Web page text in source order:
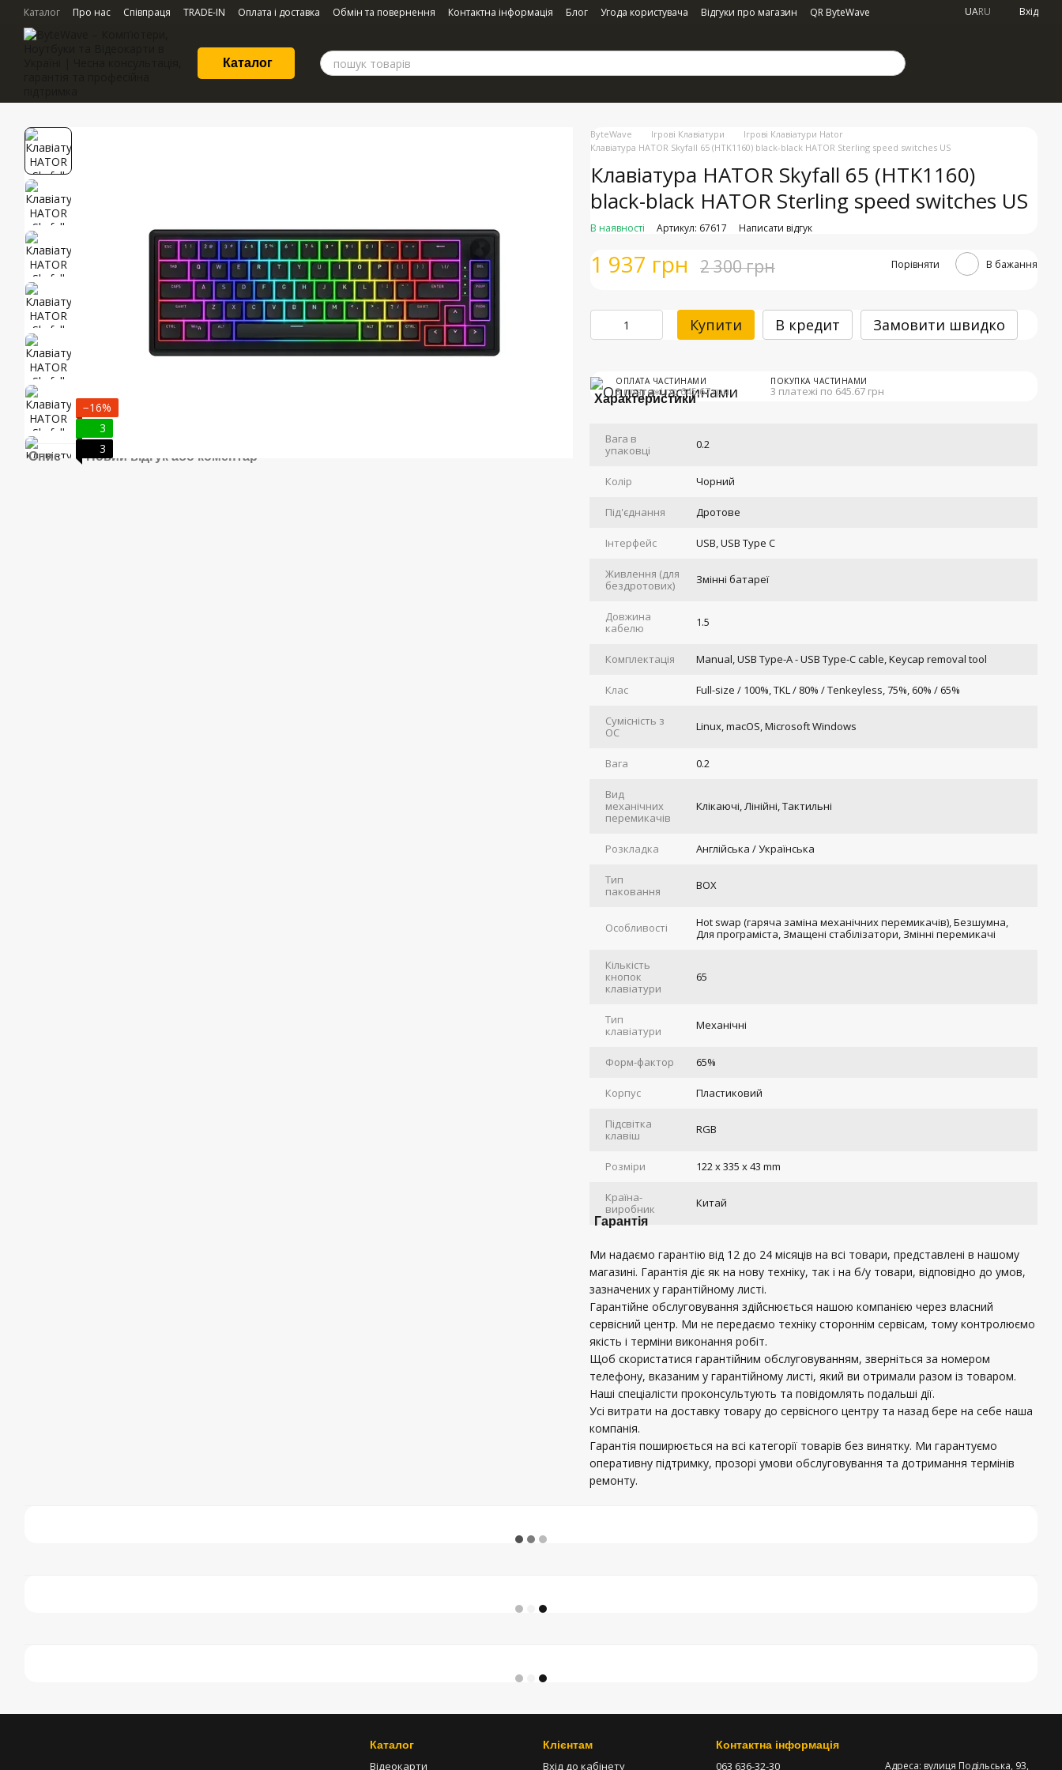
Перейти до основного контенту
Каталог Про нас Співпраця TRADE-IN Оплата і доставка Обмін та повернення Контактна інформація Блог Угода користувача Відгуки про магазин QR ByteWave UARU Вхід
Каталог
−16%
3
3
Опис Новий відгук або коментар
ByteWave Ігрові Клавіатури
Ігрові Клавіатури Hator
Клавіатура HATOR Skyfall 65 (HTK1160) black-black HATOR Sterling speed switches US
Клавіатура HATOR Skyfall 65 (HTK1160)
black-black HATOR Sterling speed switches US
В наявності Артикул: 67617 Написати відгук
1 937 грн 2 300 грн Порівняти В бажання
Купити В кредит Замовити швидко
ОПЛАТА ЧАСТИНАМИ
3 платежі по 645.67 грн
ПОКУПКА ЧАСТИНАМИ
3 платежі по 645.67 грн
Характеристики
Вага в
упаковці
0.2
Колір Чорний
Під'єднання Дротове
Інтерфейс USB, USB Type C
Живлення (для
бездротових)
Змінні батареї
Довжина
кабелю
1.5
Комплектація Manual, USB Type-A - USB Type-C cable, Keycap removal tool
Клас Full-size / 100%, TKL / 80% / Tenkeyless, 75%, 60% / 65%
Сумісність з
ОС
Linux, macOS, Microsoft Windows
Вага 0.2
Вид
механічних
перемикачів
Клікаючі, Лінійні, Тактильні
Розкладка Англійська / Українська
Тип
паковання
BOX
Особливості
Hot swap (гаряча заміна механічних перемикачів), Безшумна,
Для програміста, Змащені стабілізатори, Змінні перемикачі
Кількість
кнопок
клавіатури
65
Тип
клавіатури
Механічні
Форм-фактор 65%
Корпус Пластиковий
Підсвітка
клавіш
RGB
Розміри 122 x 335 x 43 mm
Країна-
виробник
Китай
Гарантія
Ми надаємо гарантію від 12 до 24 місяців на всі товари, представлені в нашому
магазині. Гарантія діє як на нову техніку, так і на б/у товари, відповідно до умов,
зазначених у гарантійному листі.
Гарантійне обслуговування здійснюється нашою компанією через власний
сервісний центр. Ми не передаємо техніку стороннім сервісам, тому контролюємо
якість і терміни виконання робіт.
Щоб скористатися гарантійним обслуговуванням, зверніться за номером
телефону, вказаним у гарантійному листі, який ви отримали разом із товаром.
Наші спеціалісти проконсультують та повідомлять подальші дії.
Усі витрати на доставку товару до сервісного центру та назад бере на себе наша
компанія.
Гарантія поширюється на всі категорії товарів без винятку. Ми гарантуємо
оперативну підтримку, прозорі умови обслуговування та дотримання термінів
ремонту.
Каталог
Відеокарти
Клієнтам
Вхід до кабінету
Контактна інформація
063 636-32-30 Адреса: вулиця Подільська, 93,